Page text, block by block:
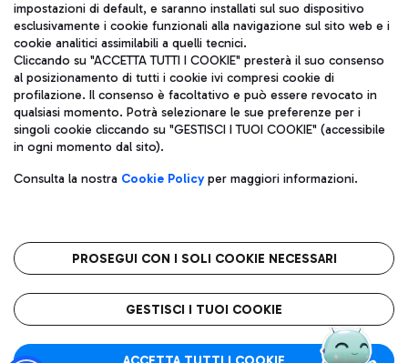
Pizza
Gelateria
Wine Bar & Sparkling
Autobus
Scopri le linee di autobus per raggiungere l'aeroporto
Leonardo Da Vinci.
Raggiungi l’aeroporto senza pensieri con il servizio di taxi a
Ristoranti
Scopri la nostra offerta per una pausa gustosa in aeroporto
Mappa Aeroporto Fiumicino
Aeroporti di Roma S.p.A. - Società soggetta a direzione e
coordinamento di Mundys S.p.A.
Codice fiscale e Registro delle Imprese di Roma 13032990155 P.
IVA 06572251004
Capitale sociale 62.224.743,00 int. vers.
Sede legale: Via Pier Paolo Racchetti 1 - 00054 Fiumicino (RM)
telefono +39 06 65951
Privacy policy
Note legali
Roma FCO
L'aeroporto stellato
impostazioni di default, e saranno installati sul suo dispositivo
esclusivamente i cookie funzionali alla navigazione sul sito web e i
cookie analitici assimilabili a quelli tecnici.
Cliccando su "ACCETTA TUTTI I COOKIE" presterà il suo consenso
al posizionamento di tutti i cookie ivi compresi cookie di
profilazione. Il consenso è facoltativo e può essere revocato in
qualsiasi momento. Potrà selezionare le sue preferenze per i
singoli cookie cliccando su "GESTISCI I TUOI COOKIE" (accessibile
in ogni momento dal sito).
Consulta la nostra Cookie Policyper maggiori informazioni.
PROSEGUI CON I SOLI COOKIE NECESSARI
GESTISCI I TUOI COOKIE